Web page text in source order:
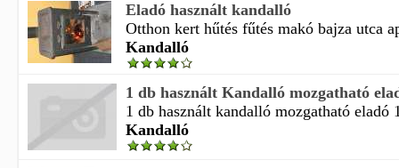
Eladó használt kandalló
Otthon kert hűtés fűtés makó bajza utca
Kandalló
1 db használt Kandalló mozgatható
1 db használt kandalló mozgatható eladó
Kandalló